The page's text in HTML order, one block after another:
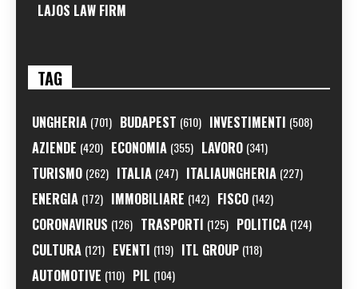
LAJOS LAW FIRM
TAG
UNGHERIA (701) BUDAPEST (610) INVESTIMENTI (508)
AZIENDE (420) ECONOMIA (355) LAVORO (341)
TURISMO (262) ITALIA (247) ITALIAUNGHERIA (227)
ENERGIA (172) IMMOBILIARE (142) FISCO (142)
CORONAVIRUS (126) TRASPORTI (125) POLITICA (124)
CULTURA (121) EVENTI (119) ITL GROUP (118)
AUTOMOTIVE (110) PIL (104)